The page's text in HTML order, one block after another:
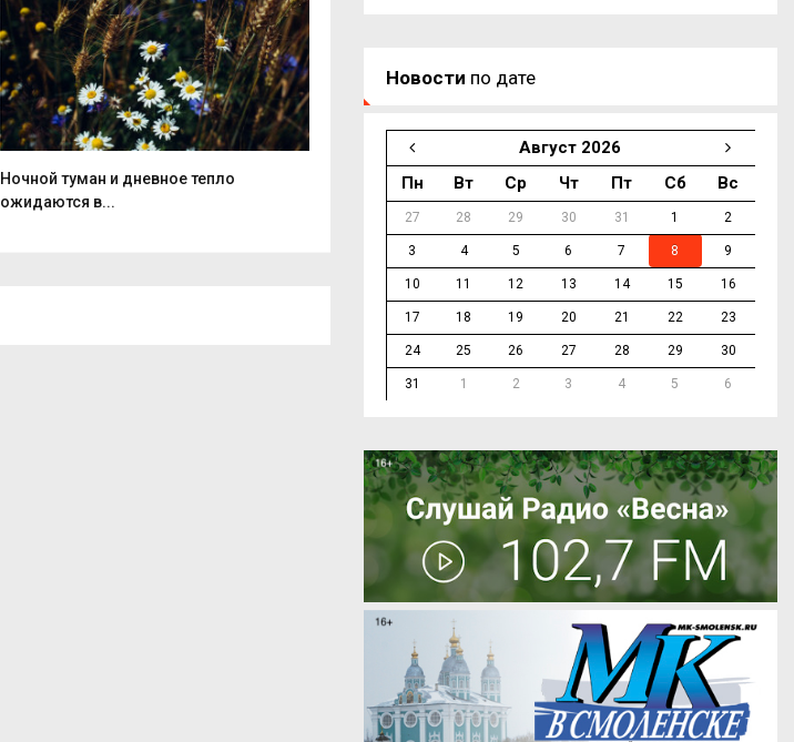
Ночной туман и дневное тепло
ожидаются в...
Смоленский айтишник добился
доплаты за...
На
Ярцеве...
Новости по дате
Август 2026
Пн
Вт Ср Чт Пт Сб Вс
27 28 29 30 31 1 2
3 4 5 6 7 8 9
10 11 12 13 14 15 16
17 18 19 20 21 22 23
24 25 26 27 28 29 30
31 1 2 3 4 5 6